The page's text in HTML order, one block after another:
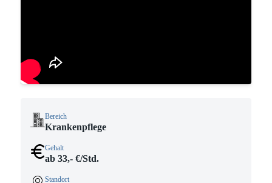
Bereich
Krankenpflege
Gehalt
ab 33,- €/Std.
Standort